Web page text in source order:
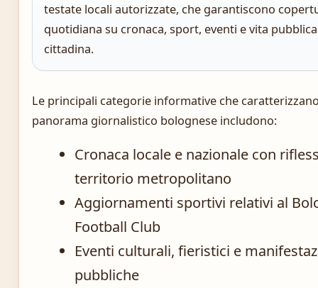
testate locali autorizzate, che garantiscono
quotidiana su cronaca, sport, eventi e vita pubblica
cittadina.
Le principali categorie informative che
panorama giornalistico bolognese includono:
Cronaca locale e nazionale con
territorio metropolitano
Aggiornamenti sportivi relativi al
Football Club
Eventi culturali, fieristici e
pubbliche